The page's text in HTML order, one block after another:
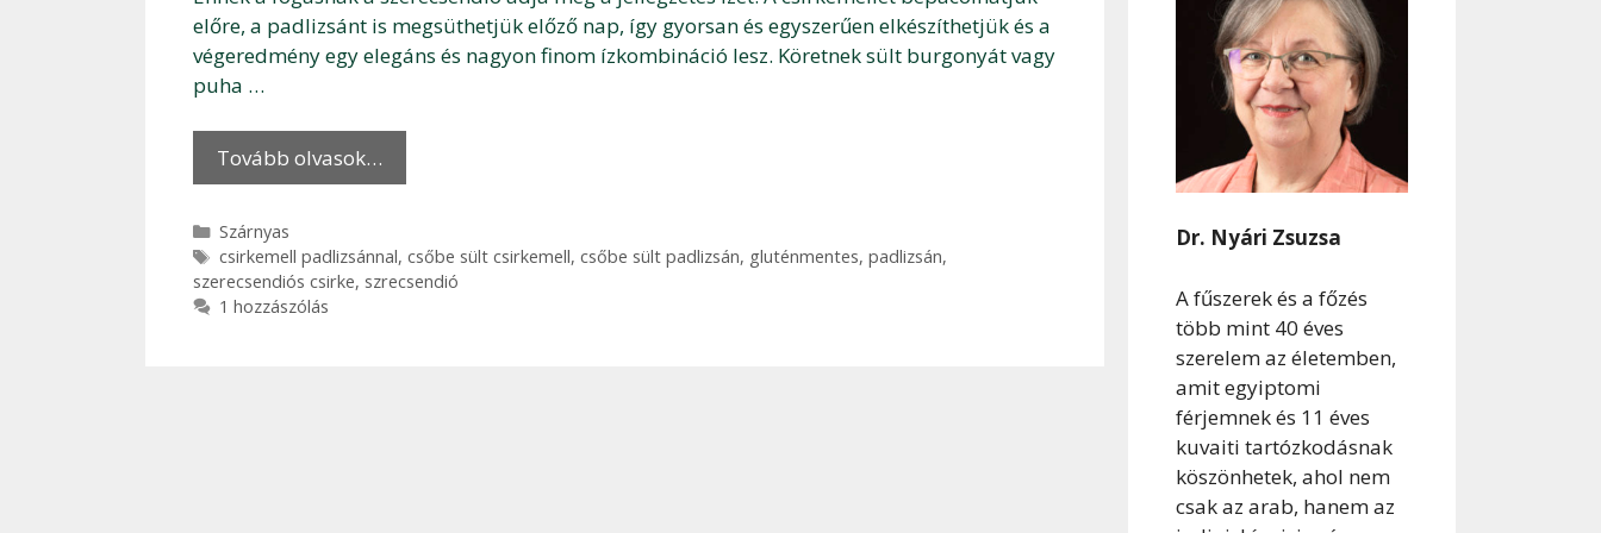
előre, a padlizsánt is megsüthetjük előző nap, így gyorsan és egyszerűen elkészíthetjük és a
végeredmény egy elegáns és nagyon finom ízkombináció lesz. Köretnek sült burgonyát vagy
puha …
Tovább olvasok…
Kategória
Szárnyas
Címkék
csirkemell padlizsánnal, csőbe sült csirkemell, csőbe sült padlizsán, gluténmentes, padlizsán,
szerecsendiós csirke, szrecsendió
1 hozzászólás
Dr. Nyári Zsuzsa
A fűszerek és a főzés
több mint 40 éves
szerelem az életemben,
amit egyiptomi
férjemnek és 11 éves
kuvaiti tartózkodásnak
köszönhetek, ahol nem
csak az arab, hanem az